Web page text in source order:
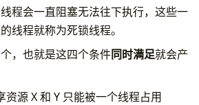
程会一直阻塞无法往下执行，这些一
线程就称为死锁线程。
，也就是这四个条件同时满足就会产
资源 X 和 Y 只能被一个线程占用